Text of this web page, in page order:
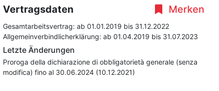
Merken
Vertragsdaten
Gesamtarbeitsvertrag: ab 01.01.2019 bis 31.12.2022
Allgemeinverbindlicherklärung: ab 01.04.2019 bis 31.07.2023
Letzte Änderungen
Proroga della dichiarazione di obbligatorietà generale (senza
modifica) fino al 30.06.2024 (10.12.2021)